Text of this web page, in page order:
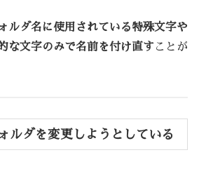
ルダ名に使用されている特殊文字や
な文字のみで名前を付け直すことが
ルダを変更しようとしている